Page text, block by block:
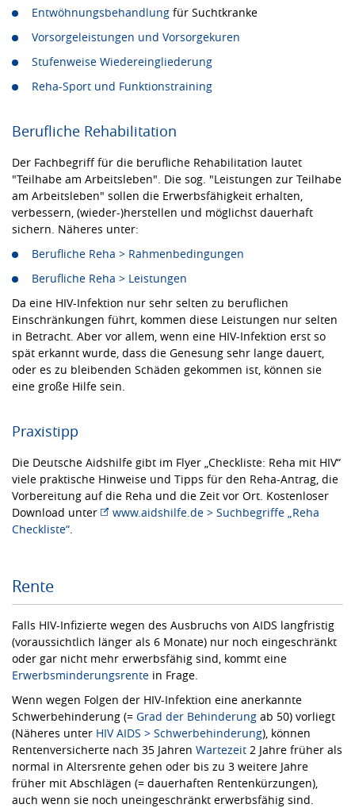
Entwöhnungsbehandlung für Suchtkranke
Vorsorgeleistungen und Vorsorgekuren
Stufenweise Wiedereingliederung
Reha-Sport und Funktionstraining
Berufliche Rehabilitation
Der Fachbegriff für die berufliche Rehabilitation lautet
"Teilhabe am Arbeitsleben". Die sog. "Leistungen zur Teilhabe
am Arbeitsleben" sollen die Erwerbsfähigkeit erhalten,
verbessern, (wieder-)herstellen und möglichst dauerhaft
sichern. Näheres unter:
Berufliche Reha > Rahmenbedingungen
Berufliche Reha > Leistungen
Da eine HIV-Infektion nur sehr selten zu beruflichen
Einschränkungen führt, kommen diese Leistungen nur selten
in Betracht. Aber vor allem, wenn eine HIV-Infektion erst so
spät erkannt wurde, dass die Genesung sehr lange dauert,
oder es zu bleibenden Schäden gekommen ist, können sie
eine große Hilfe sein.
Praxistipp
Die Deutsche Aidshilfe gibt im Flyer „Checkliste: Reha mit HIV“
viele praktische Hinweise und Tipps für den Reha-Antrag, die
Vorbereitung auf die Reha und die Zeit vor Ort. Kostenloser
Download unter
www.aidshilfe.de > Suchbegriffe „Reha
Checkliste“
Rente
Falls HIV-Infizierte wegen des Ausbruchs von AIDS langfristig
(voraussichtlich länger als 6 Monate) nur noch eingeschränkt
oder gar nicht mehr erwerbsfähig sind, kommt eine
Erwerbsminderungsrente in Frage.
Wenn wegen Folgen der HIV-Infektion eine anerkannte
Schwerbehinderung (= Grad der Behinderung ab 50) vorliegt
(Näheres unter HIV AIDS > Schwerbehinderung), können
Rentenversicherte nach 35 Jahren Wartezeit 2 Jahre früher als
normal in Altersrente gehen oder bis zu 3 weitere Jahre
früher mit Abschlägen (= dauerhaften Rentenkürzungen),
auch wenn sie noch uneingeschränkt erwerbsfähig sind.